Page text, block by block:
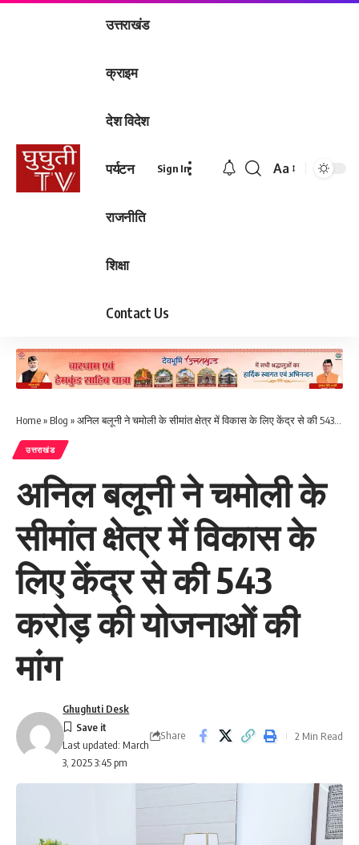
उत्तराखंड
क्राइम
देश विदेश
पर्यटन
राजनीति
शिक्षा
Contact Us
Sign In
Font
Aa
Home» Blog »अनिल बलूनी ने चमोली के सीमांत क्षेत्र में विकास के लिए केंद्र से की 543 करोड़ की योजनाओं की मांग
उत्तराखंड
अनिल बलूनी ने चमोली के
सीमांत क्षेत्र में विकास के
लिए केंद्र से की 543
करोड़ की योजनाओं की
मांग
Last updated: March
3, 2025 3:45 pm
Ghughuti Desk
Share 2 Min Read